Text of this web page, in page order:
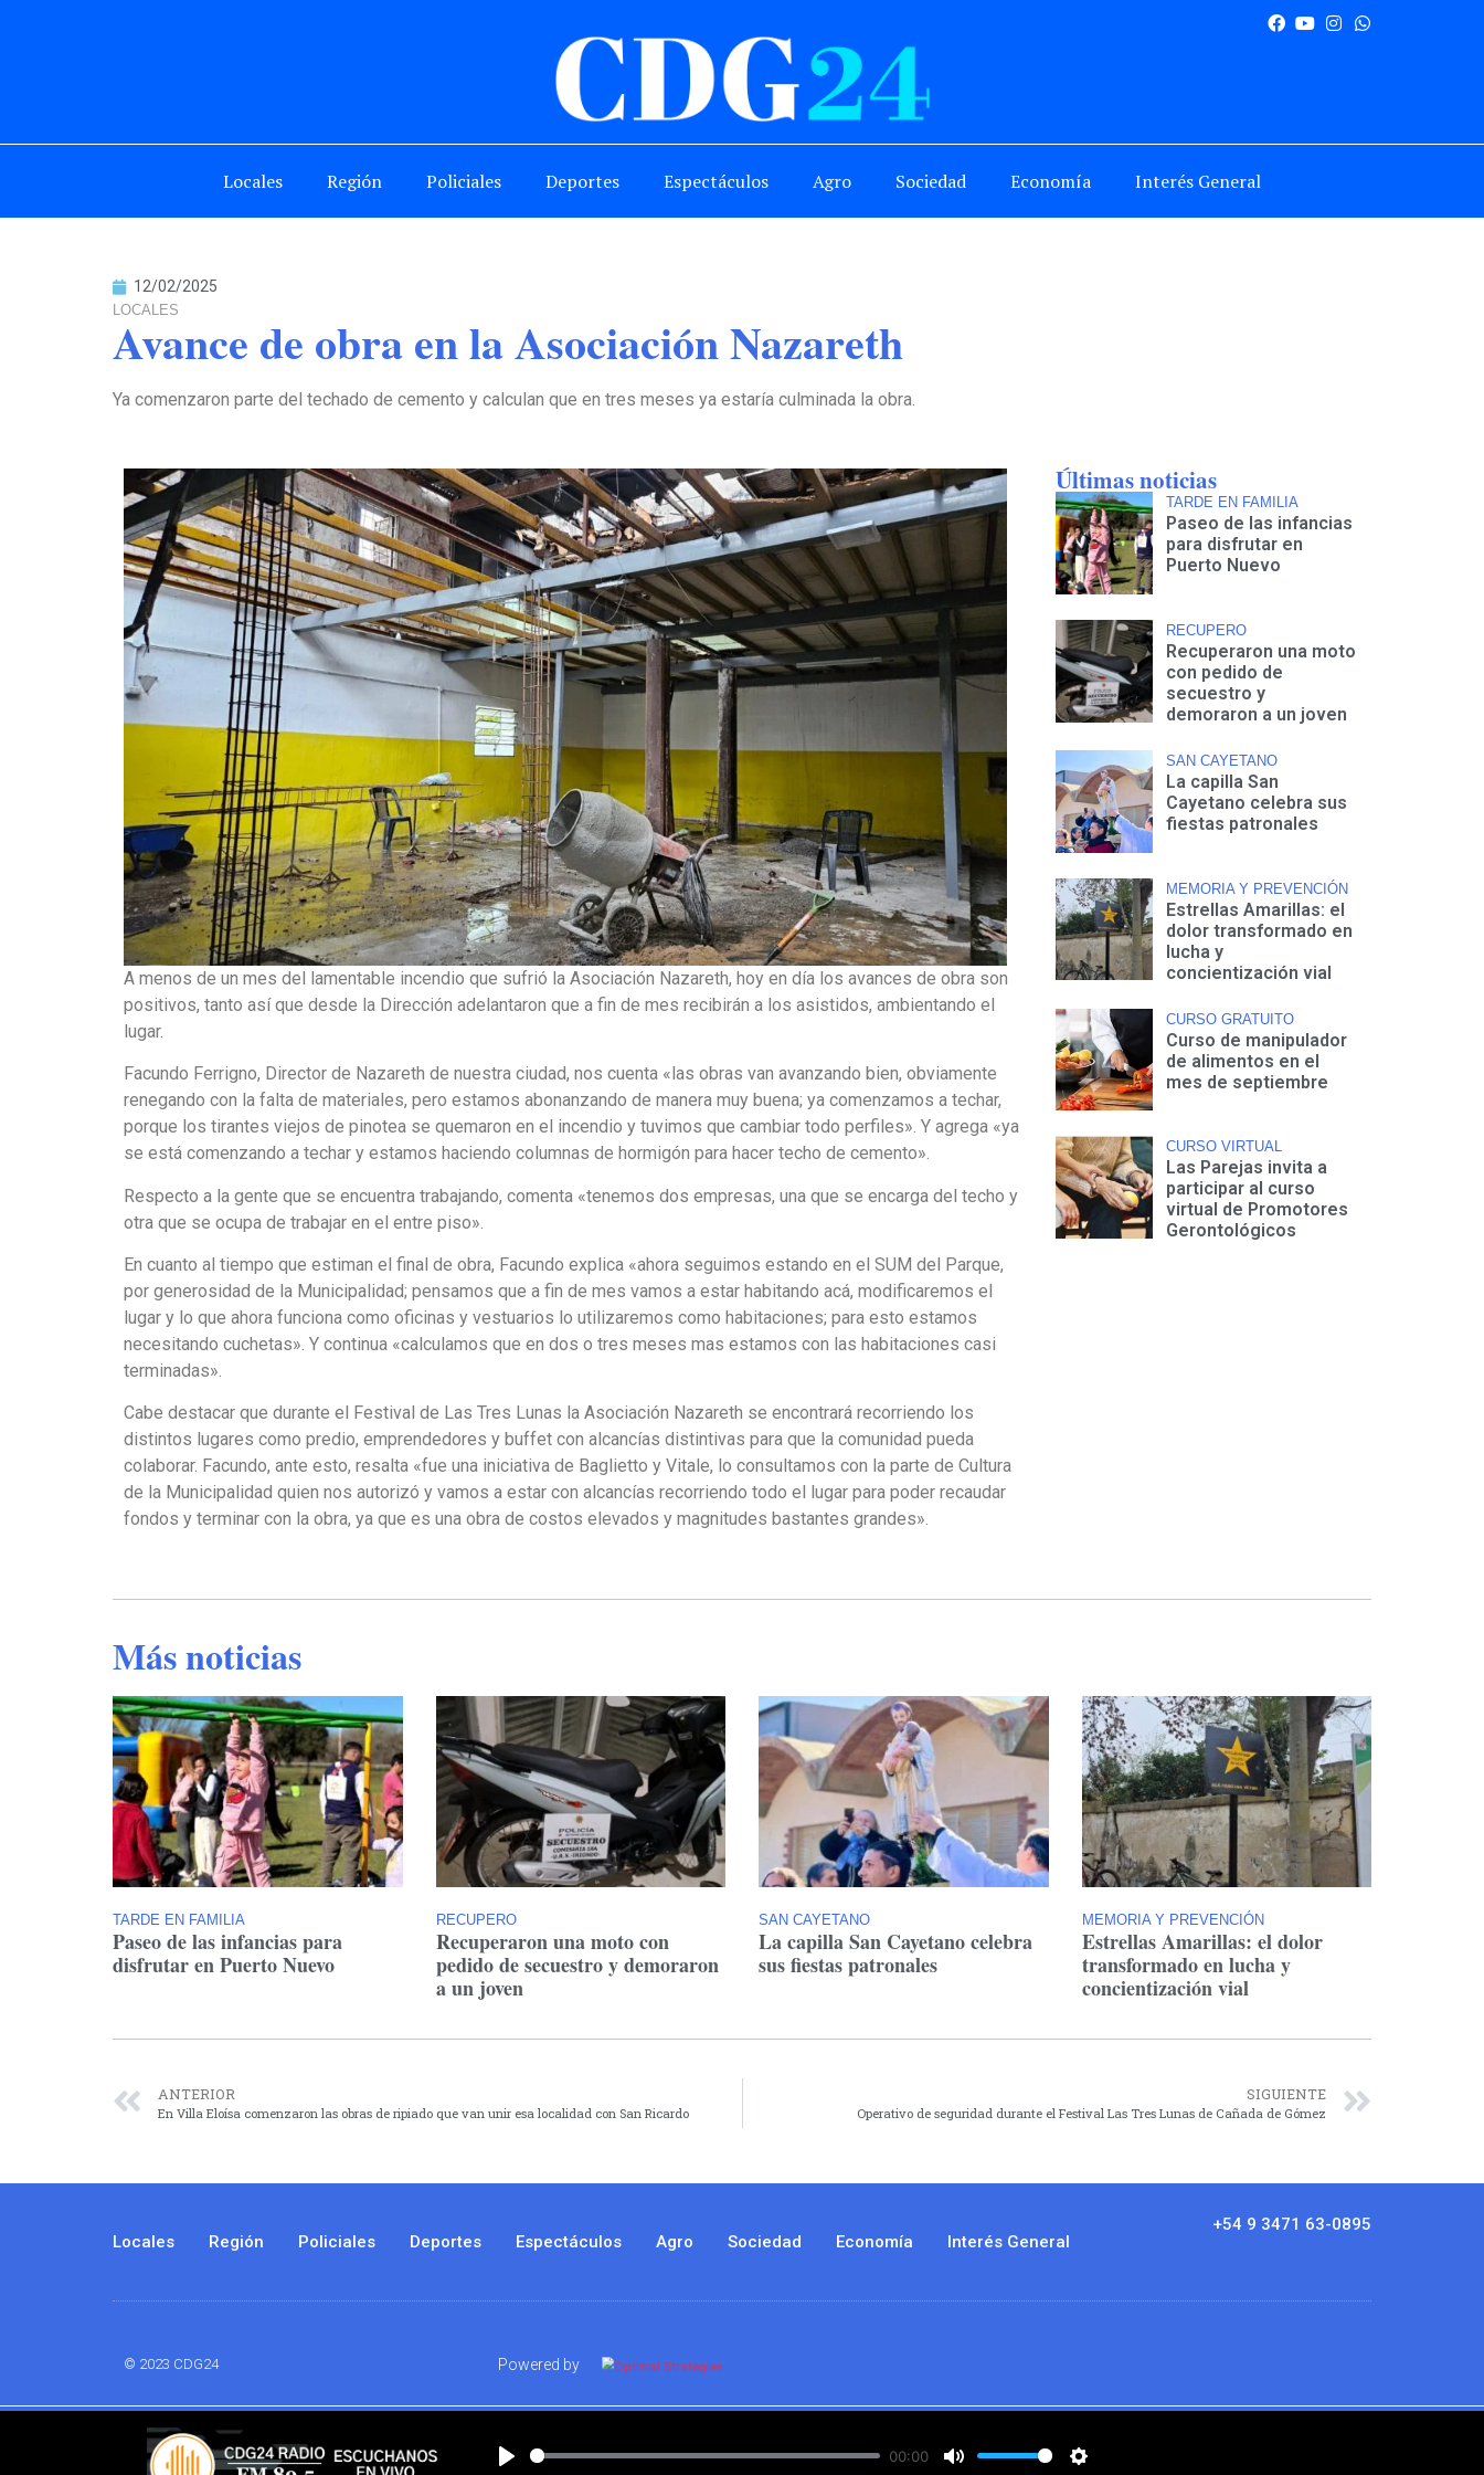
Locales Región Policiales Deportes Espectáculos Agro Sociedad Economía Interés General
12/02/2025
LOCALES
Avance de obra en la Asociación Nazareth
Ya comenzaron parte del techado de cemento y calculan que en tres meses ya estaría culminada la obra.
A menos de un mes del lamentable incendio que sufrió la Asociación Nazareth, hoy en día los avances de obra son
positivos, tanto así que desde la Dirección adelantaron que a fin de mes recibirán a los asistidos, ambientando el
lugar.
Facundo Ferrigno, Director de Nazareth de nuestra ciudad, nos cuenta «las obras van avanzando bien, obviamente
renegando con la falta de materiales, pero estamos abonanzando de manera muy buena; ya comenzamos a techar,
porque los tirantes viejos de pinotea se quemaron en el incendio y tuvimos que cambiar todo perfiles». Y agrega «ya
se está comenzando a techar y estamos haciendo columnas de hormigón para hacer techo de cemento».
Respecto a la gente que se encuentra trabajando, comenta «tenemos dos empresas, una que se encarga del techo y
otra que se ocupa de trabajar en el entre piso».
En cuanto al tiempo que estiman el final de obra, Facundo explica «ahora seguimos estando en el SUM del Parque,
por generosidad de la Municipalidad; pensamos que a fin de mes vamos a estar habitando acá, modificaremos el
lugar y lo que ahora funciona como oficinas y vestuarios lo utilizaremos como habitaciones; para esto estamos
necesitando cuchetas». Y continua «calculamos que en dos o tres meses mas estamos con las habitaciones casi
terminadas».
Cabe destacar que durante el Festival de Las Tres Lunas la Asociación Nazareth se encontrará recorriendo los
distintos lugares como predio, emprendedores y buffet con alcancías distintivas para que la comunidad pueda
colaborar. Facundo, ante esto, resalta «fue una iniciativa de Baglietto y Vitale, lo consultamos con la parte de Cultura
de la Municipalidad quien nos autorizó y vamos a estar con alcancías recorriendo todo el lugar para poder recaudar
fondos y terminar con la obra, ya que es una obra de costos elevados y magnitudes bastantes grandes».
Últimas noticias
TARDE EN FAMILIA
Paseo de las infancias
para disfrutar en
Puerto Nuevo
RECUPERO
Recuperaron una moto
con pedido de
secuestro y
demoraron a un joven
SAN CAYETANO
La capilla San
Cayetano celebra sus
fiestas patronales
MEMORIA Y PREVENCIÓN
Estrellas Amarillas: el
dolor transformado en
lucha y
concientización vial
CURSO GRATUITO
Curso de manipulador
de alimentos en el
mes de septiembre
CURSO VIRTUAL
Las Parejas invita a
participar al curso
virtual de Promotores
Gerontológicos
Más noticias
TARDE EN FAMILIA
Paseo de las infancias para
disfrutar en Puerto Nuevo
RECUPERO
Recuperaron una moto con
pedido de secuestro y demoraron
a un joven
SAN CAYETANO
La capilla San Cayetano celebra
sus fiestas patronales
MEMORIA Y PREVENCIÓN
Estrellas Amarillas: el dolor
transformado en lucha y
concientización vial
ANTERIOR
En Villa Eloísa comenzaron las obras de ripiado que van unir esa localidad con San Ricardo
SIGUIENTE
Operativo de seguridad durante el Festival Las Tres Lunas de Cañada de Gómez
Locales Región Policiales Deportes Espectáculos Agro Sociedad Economía Interés General
+54 9 3471 63-0895
© 2023 CDG24 Powered by
00:00